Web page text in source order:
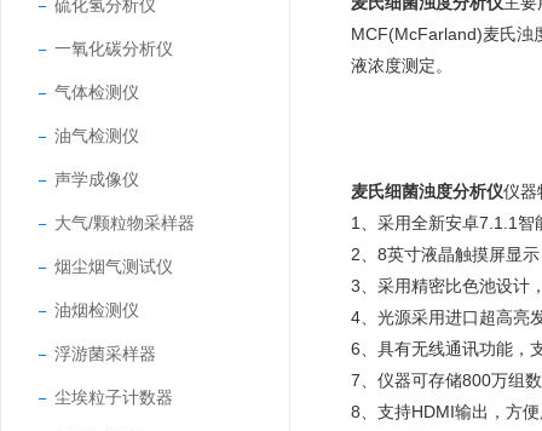
硫化氢分析仪
一氧化碳分析仪
气体检测仪
油气检测仪
声学成像仪
大气/颗粒物采样器
烟尘烟气测试仪
油烟检测仪
浮游菌采样器
尘埃粒子计数器
MCF(McFarland)麦氏浊
液浓度测定。
麦氏细菌浊度分析仪仪器
1、采用全新安卓7.1.1
2、8英寸液晶触摸屏显
3、采用精密比色池设计
4、光源采用进口超高
6、具有无线通讯功能，
7、仪器可存储800万组
8、支持HDMI输出，方